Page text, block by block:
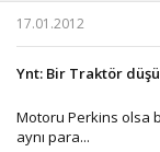
17.01.2012
Ynt: Bir Traktör
Motoru Perkins olsa
aynı para...